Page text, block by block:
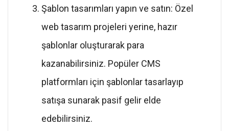
Şablon tasarımları yapın ve satın: Özel
web tasarım projeleri yerine, hazır
şablonlar oluşturarak para
kazanabilirsiniz. Popüler CMS
platformları için şablonlar tasarlayıp
satışa sunarak pasif gelir elde
edebilirsiniz.